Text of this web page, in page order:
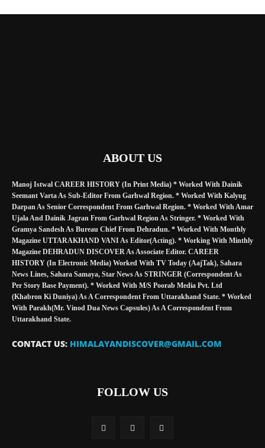
ABOUT US
Manoj Istwal CAREER HISTORY (in Print Media) * Worked With Dainik
Seemant Varta As Sub-Editor From Garhwal Region. * Worked With Kalyug
Darpan As Senior Correspondent From Garhwal Region. * Worked With Amar
Ujala And Dainik Jagran From Garhwal Region As Stringer. * Worked With
Gramya Sandesh As Bureau Chief From Dehradun. * Worked With Monthly
Magazine UTTARAKHAND VANI As Editor(Acting). * Working With Minthly
Magazine DEHRADUN DISCOVER As Associate Editor. CAREER
HISTORY (in Electronic Media) Worked With TV Today (AajTak), Sahara
News Lines, Sahara Samaya, Star News As STRINGER (Correspondent As
Per Story Base Payment). * Worked With M/S Poorab Media Pvt. Ltd
(Khabron Ki Duniya) As A Correspondent From Uttarakhand State. * Worked
With Parakh(Mr. Vinod Dua News Capsules) As A Correspondent From
Uttarakhand State.
CONTACT US: HIMALAYANDISCOVER@GMAIL.COM
FOLLOW US